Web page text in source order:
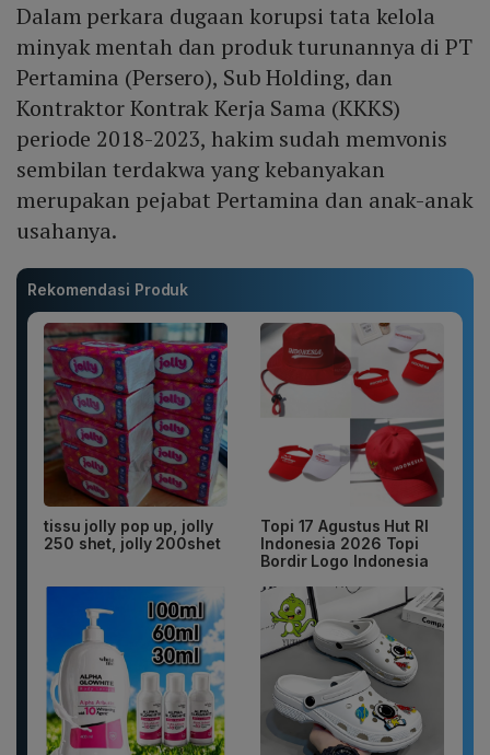
Dalam perkara dugaan korupsi tata kelola
minyak mentah dan produk turunannya di PT
Pertamina (Persero), Sub Holding, dan
Kontraktor Kontrak Kerja Sama (KKKS)
periode 2018-2023, hakim sudah memvonis
sembilan terdakwa yang kebanyakan
merupakan pejabat Pertamina dan anak-anak
usahanya.
Rekomendasi Produk
tissu jolly pop up, jolly
250 shet, jolly 200shet
Topi 17 Agustus Hut RI
Indonesia 2026 Topi
Bordir Logo Indonesia